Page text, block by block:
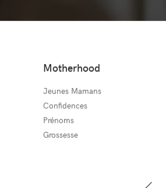
Motherhood
Jeunes Mamans
Confidences
Prénoms
Grossesse